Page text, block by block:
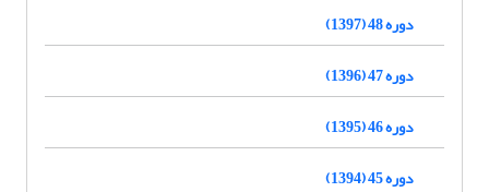
دوره 48 (1397)
دوره 47 (1396)
دوره 46 (1395)
دوره 45 (1394)